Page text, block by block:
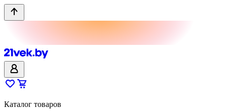
Каталог товаров